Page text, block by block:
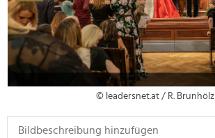
© leadersnet.at / R. Brunhölzl